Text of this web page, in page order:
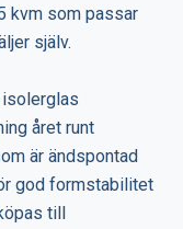
kvm som passar
själv.
isolerglas
året runt
är ändspontad
god formstabilitet
till